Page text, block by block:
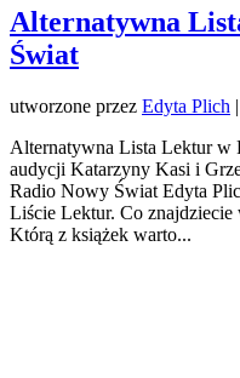
Alternatywna
Świat
utworzone przez Edyta Plich |
Alternatywna Lista Lektur
audycji Katarzyny Kasi i
Radio Nowy Świat Edyta
Liście Lektur. Co znajdziecie
Którą z książek warto...